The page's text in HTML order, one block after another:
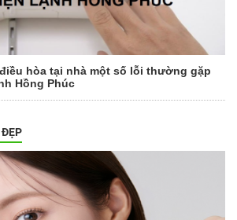
hòa tại nhà một số lỗi thường gặp
Hồng Phúc
ĐẸP